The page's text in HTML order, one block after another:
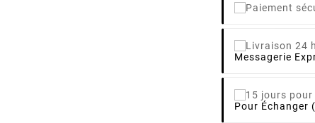
Messagerie
Pour Échanger